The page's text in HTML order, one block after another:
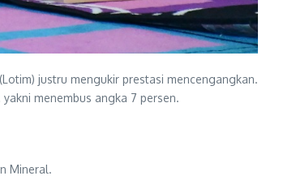
justru mengukir prestasi mencengangkan.
menembus angka 7 persen.
Mineral.